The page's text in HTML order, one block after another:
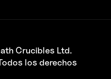
Crucibles Ltd.
los derechos